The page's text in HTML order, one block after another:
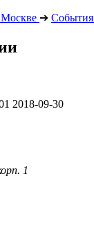
➔ События
2018-09-30
1